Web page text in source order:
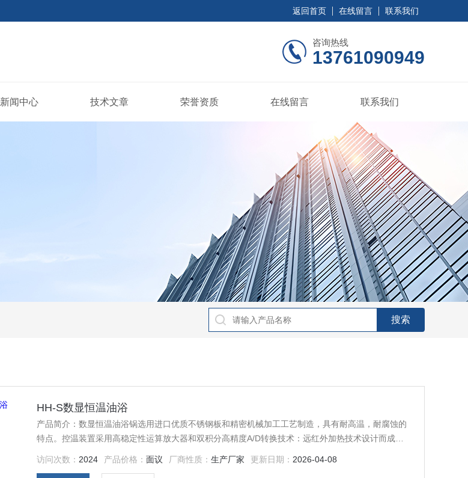
返回首页 在线留言 联系我们
咨询热线
13761090949
新闻中心 技术文章 荣誉资质 在线留言 联系我们
HH-S数显恒温油浴
产品简介：数显恒温油浴锅选用进口优质不锈钢板和精密机械加工工艺制造，具有耐高温，耐腐蚀的
特点。控温装置采用高稳定性运算放大器和双积分高精度A/D转换技术：远红外加热技术设计而成，
访问次数： 2024 产品价格：面议 厂商性质：生产厂家 更新日期： 2026-04-08